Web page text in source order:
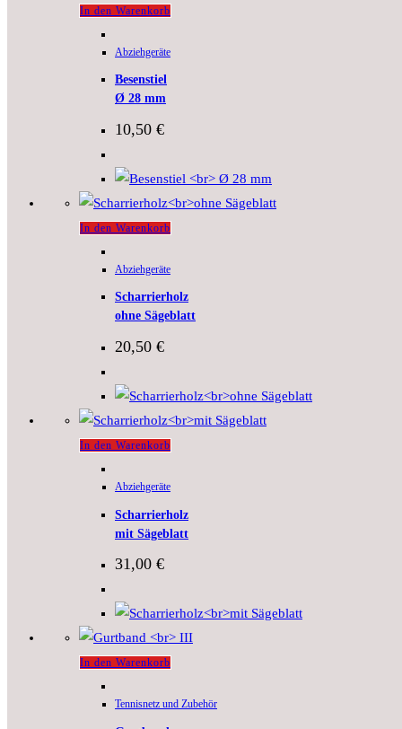
In den Warenkorb
Abziehgeräte
Besenstiel
Ø 28 mm
10,50 €
In den Warenkorb
Abziehgeräte
Scharrierholz
ohne Sägeblatt
20,50 €
In den Warenkorb
Abziehgeräte
Scharrierholz
mit Sägeblatt
31,00 €
In den Warenkorb
Tennisnetz und Zubehör